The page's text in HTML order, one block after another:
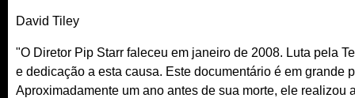
David Tiley
"O Diretor Pip Starr faleceu em janeiro de 2008. Luta pela
e dedicação a esta causa. Este documentário é em grande
Aproximadamente um ano antes de sua morte, ele realizou